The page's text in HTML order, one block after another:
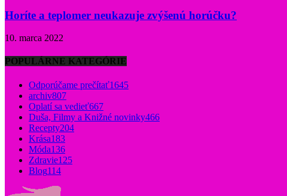
Horíte a teplomer neukazuje zvýšenú horúčku?
10. marca 2022
POPULÁRNE KATEGÓRIE
Odporúčame prečítať1645
archiv807
Oplatí sa vedieť667
Duša, Filmy a Knižné novinky466
Recepty204
Krása183
Móda136
Zdravie125
Blog114